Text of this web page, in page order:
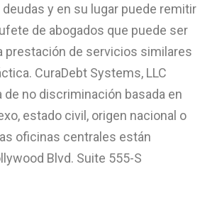
y en su lugar puede remitir
de abogados que puede ser
prestación de servicios similares
CuraDebt Systems, LLC
no discriminación basada en
estado civil, origen nacional o
oficinas centrales están
Blvd. Suite 555-S